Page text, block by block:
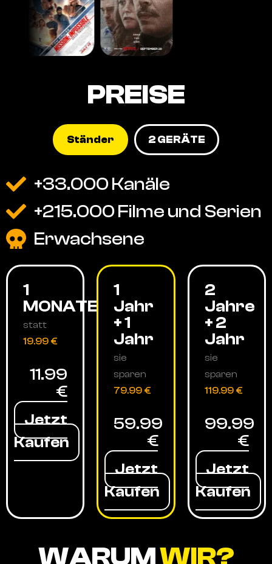
PREISE
Ständer 2 GERÄTE
+33.000 Kanäle
+215.000 Filme und Serien
Erwachsene
1
MONATE
statt
19.99 €
11.99
€
Jetzt
Kaufen
1
Jahr
+ 1
Jahr
sie
sparen
79.99 €
59.99
€
Jetzt
Kaufen
2
Jahre
+ 2
Jahr
sie
sparen
119.99 €
99.99
€
Jetzt
Kaufen
WARUMWIR?